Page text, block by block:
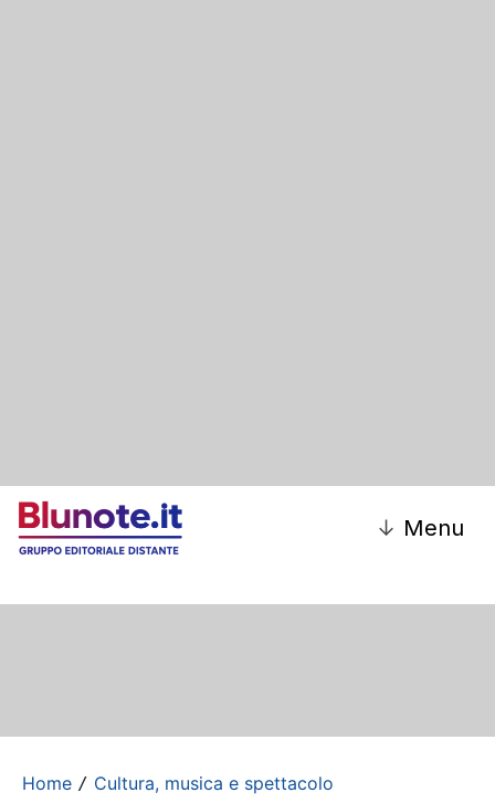
↓ Menu
Home / Cultura, musica e spettacolo